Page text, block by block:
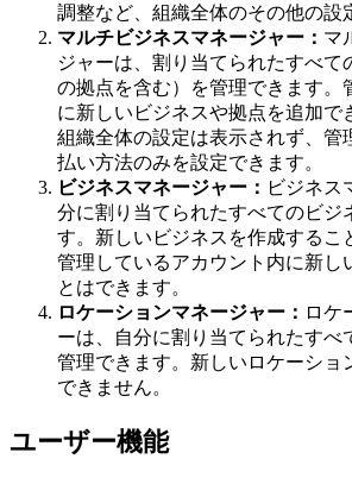
調整など、組織全体のその他の設
マルチビジネスマネージャー： マ
ジャーは、割り当てられたすべて
の拠点を含む）を管理できます。
に新しいビジネスや拠点を追加で
組織全体の設定は表示されず、管
払い方法のみを設定できます。
ビジネスマネージャー： ビジネス
分に割り当てられたすべてのビジ
す。新しいビジネスを作成するこ
管理しているアカウント内に新し
とはできます。
ロケーションマネージャー： ロケ
ーは、自分に割り当てられたすべ
管理できます。新しいロケーショ
できません。
ユーザー機能